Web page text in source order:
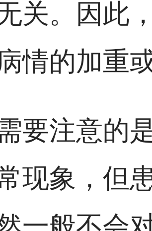
关。因此
情的加重
要注意的
现象，但